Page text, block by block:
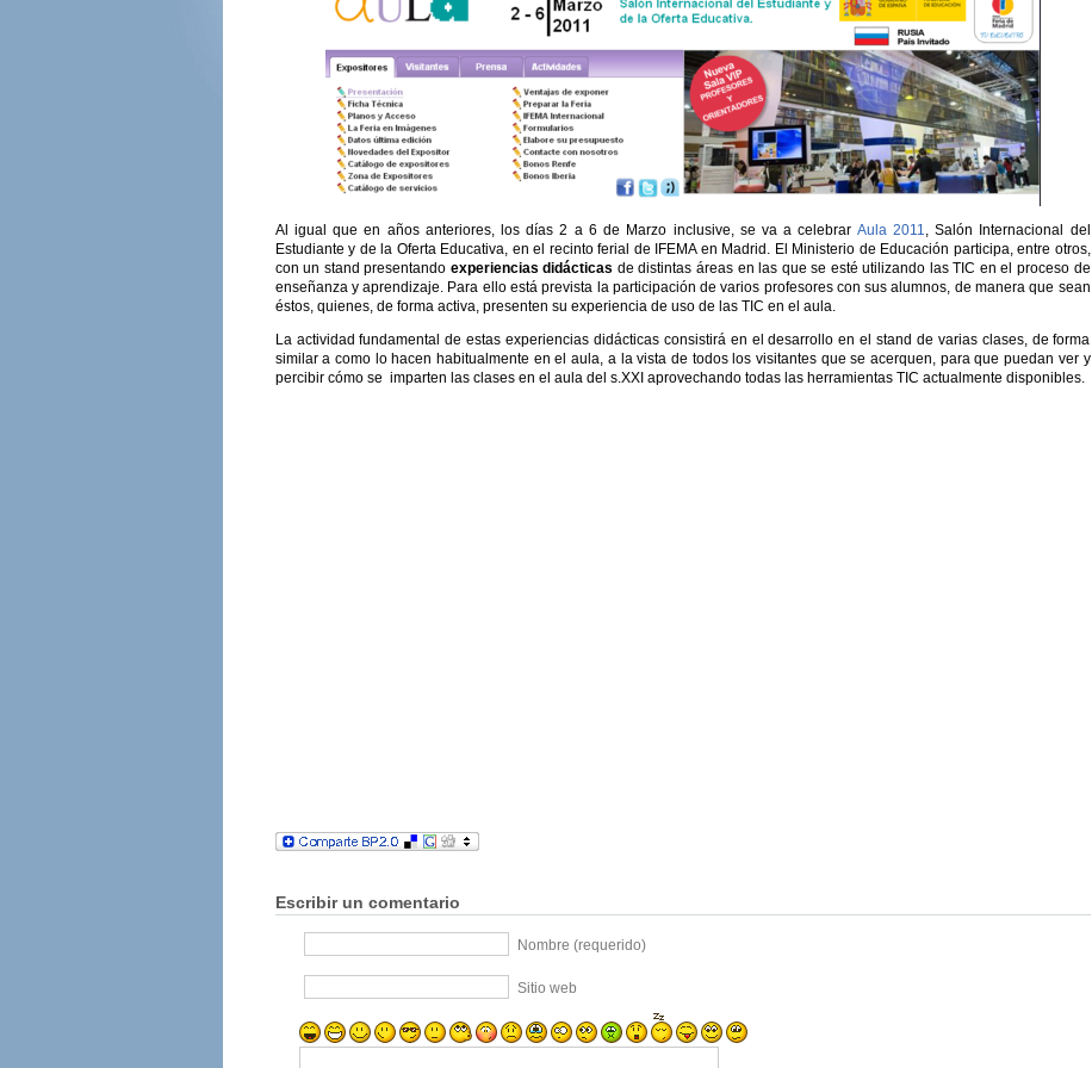
Al igual que en años anteriores, los días 2 a 6 de Marzo inclusive, se va a celebrar Aula 2011, Salón Internacional del
Estudiante y de la Oferta Educativa, en el recinto ferial de IFEMA en Madrid. El Ministerio de Educación participa, entre otros,
con un stand presentando experiencias didácticas de distintas áreas en las que se esté utilizando las TIC en el proceso de
enseñanza y aprendizaje. Para ello está prevista la participación de varios profesores con sus alumnos, de manera que sean
éstos, quienes, de forma activa, presenten su experiencia de uso de las TIC en el aula.
La actividad fundamental de estas experiencias didácticas consistirá en el desarrollo en el stand de varias clases, de forma
similar a como lo hacen habitualmente en el aula, a la vista de todos los visitantes que se acerquen, para que puedan ver y
percibir cómo se imparten las clases en el aula del s.XXI aprovechando todas las herramientas TIC actualmente disponibles.
Escribir un comentario
Nombre (requerido)
Sitio web